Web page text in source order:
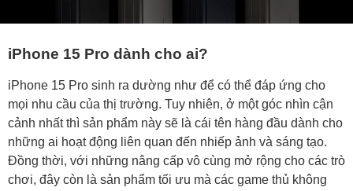
iPhone 15 Pro dành cho ai?
iPhone 15 Pro sinh ra dường như để có thể đáp ứng cho
mọi nhu cầu của thị trường. Tuy nhiên, ở một góc nhìn cận
cảnh nhất thì sản phẩm này sẽ là cái tên hàng đầu dành cho
những ai hoạt động liên quan đến nhiếp ảnh và sáng tạo.
Đồng thời, với những nâng cấp vô cùng mở rộng cho các trò
chơi, đây còn là sản phẩm tối ưu mà các game thủ không